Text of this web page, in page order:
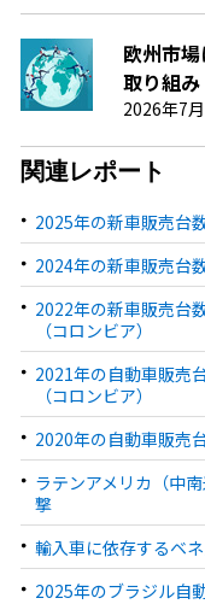
欧州市
取り組み
2026年7月
関連レポート
2025年の新車販売台
2024年の新車販売台
2022年の新車販売台
（コロンビア）
2021年の自動車販売
（コロンビア）
2020年の自動車販売
ラテンアメリカ（中
撃
輸入車に依存するベ
2025年のブラジル自